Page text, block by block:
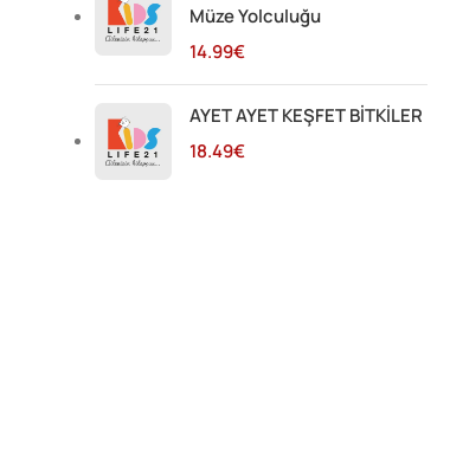
Müze Yolculuğu
14.99€
AYET AYET KEŞFET BİTKİLER
18.49€